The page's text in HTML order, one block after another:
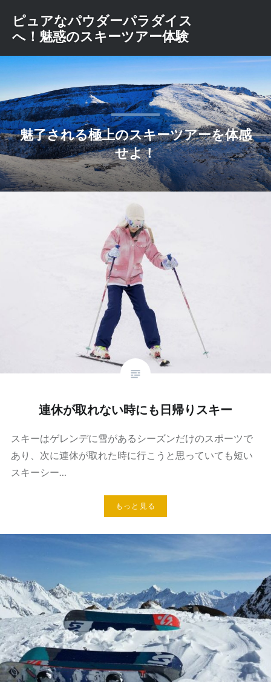
ン
ツ
へ
ス
キ
ッ
プ
ピュアなパウダーパラダイス
へ！魅惑のスキーツアー体験
魅了される極上のスキーツアーを体感
せよ！
連休が取れない時にも日帰りスキー
スキーはゲレンデに雪があるシーズンだけのスポーツで
あり、次に連休が取れた時に行こうと思っていても短い
スキーシー…
もっと見る